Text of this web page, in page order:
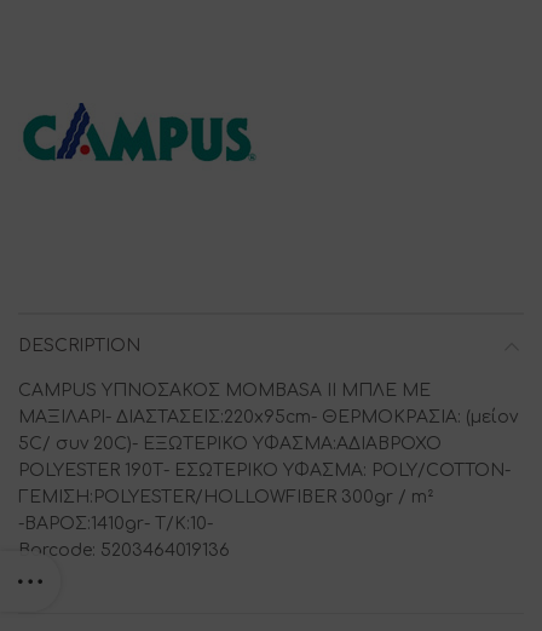
DESCRIPTION
CAMPUS ΥΠΝΟΣΑΚΟΣ MOMBASA II ΜΠΛΕ ME
ΜΑΞΙΛΑΡΙ- ΔΙΑΣΤΑΣΕΙΣ:220x95cm- ΘΕΡΜΟΚΡΑΣΙΑ: (μείον
5C/ συν 20C)- ΕΞΩΤΕΡΙΚΟ ΥΦΑΣΜΑ:ΑΔΙΑΒΡΟΧΟ
POLYESTER 190Τ- ΕΣΩΤΕΡΙΚΟ ΥΦΑΣΜΑ: POLY/COTTON-
ΓΕΜΙΣΗ:POLYESTER/HOLLOWFIBΕR 300gr / m²
-ΒΑΡΟΣ:1410gr- Τ/Κ:10-
Barcode: 5203464019136